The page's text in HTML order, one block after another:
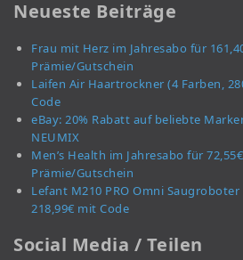
Neueste Beiträge
Frau mit Herz im Jahresabo für
Prämie/Gutschein
Laifen Air Haartrockner (4 Farben,
Code
eBay: 20% Rabatt auf beliebte
NEUMIX
Men’s Health im Jahresabo für
Prämie/Gutschein
Lefant M210 PRO Omni
218,99€ mit Code
Social Media / Teilen